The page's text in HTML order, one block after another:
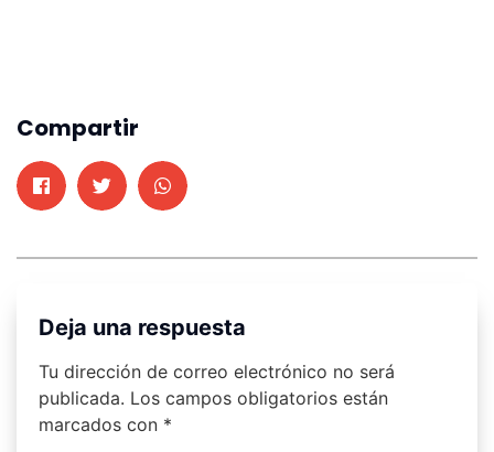
Compartir
Deja una respuesta
Tu dirección de correo electrónico no será
publicada. Los campos obligatorios están
marcados con *